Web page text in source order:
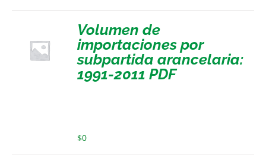
Volumen de
importaciones por
subpartida arancelaria:
1991-2011 PDF
$0